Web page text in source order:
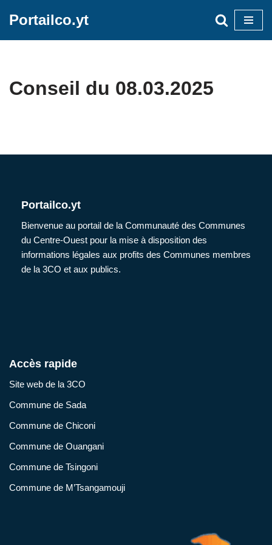
Portailco.yt
Conseil du 08.03.2025
Portailco.yt
Bienvenue au portail de la Communauté des Communes
du Centre-Ouest pour la mise à disposition des
informations légales aux profits des Communes membres
de la 3CO et aux publics.
Accès rapide
Site web de la 3CO
Commune de Sada
Commune de Chiconi
Commune de Ouangani
Commune de Tsingoni
Commune de M’Tsangamouji